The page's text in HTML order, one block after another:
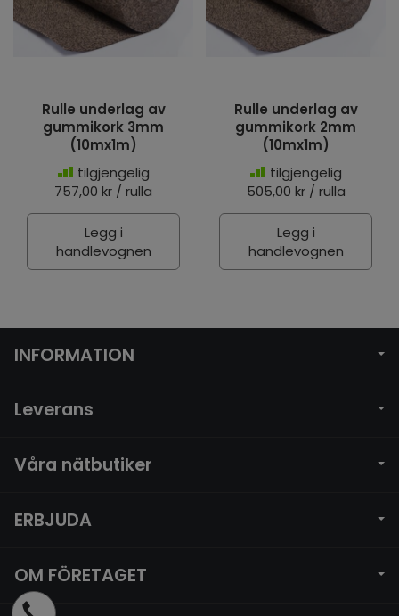
Rulle underlag av
gummikork 3mm
(10mx1m)
tilgjengelig
757,00 kr / rulla
Legg i
handlevognen
Rulle underlag av
gummikork 2mm
(10mx1m)
tilgjengelig
505,00 kr / rulla
Legg i
handlevognen
INFORMATION
Leverans
Våra nätbutiker
ERBJUDA
OM FÖRETAGET